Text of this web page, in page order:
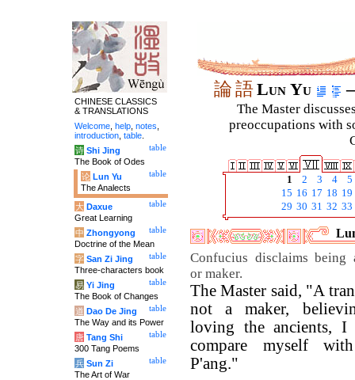
論語Lun Yu
The Master
preoccupations with
1 2 3 4
5
15 16 17 18 19
29 30 31 32 33
Confucius disclaims being
or maker.
The Master said, "A
not a maker,
loving the ancients, I
compare myself
P'ang."
CHINESE CLASSICS
& TRANSLATIONS
Welcome help notes
introduction table
table
诗 Shi Jing
The Book of Odes
table
论 Lun Yu
The Analects
table
大 Daxue
Great Learning
table
中 Zhongyong
Doctrine of the Mean
table
字 San Zi Jing
Three-characters book
table
易 Yi Jing
The Book of Changes
table
道 Dao De Jing
The Way and its Power
table
唐 Tang Shi
300 Tang Poems
table
兵 Sun Zi
The Art of War